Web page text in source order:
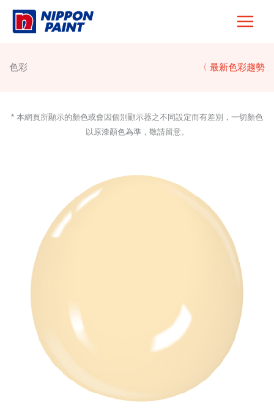
Skip
色彩 〈 最新色彩趨勢
* 本網頁所顯示的顏色或會因個別顯示器之不同設定而有差別，一切顏色
以原漆顏色為準，敬請留意。